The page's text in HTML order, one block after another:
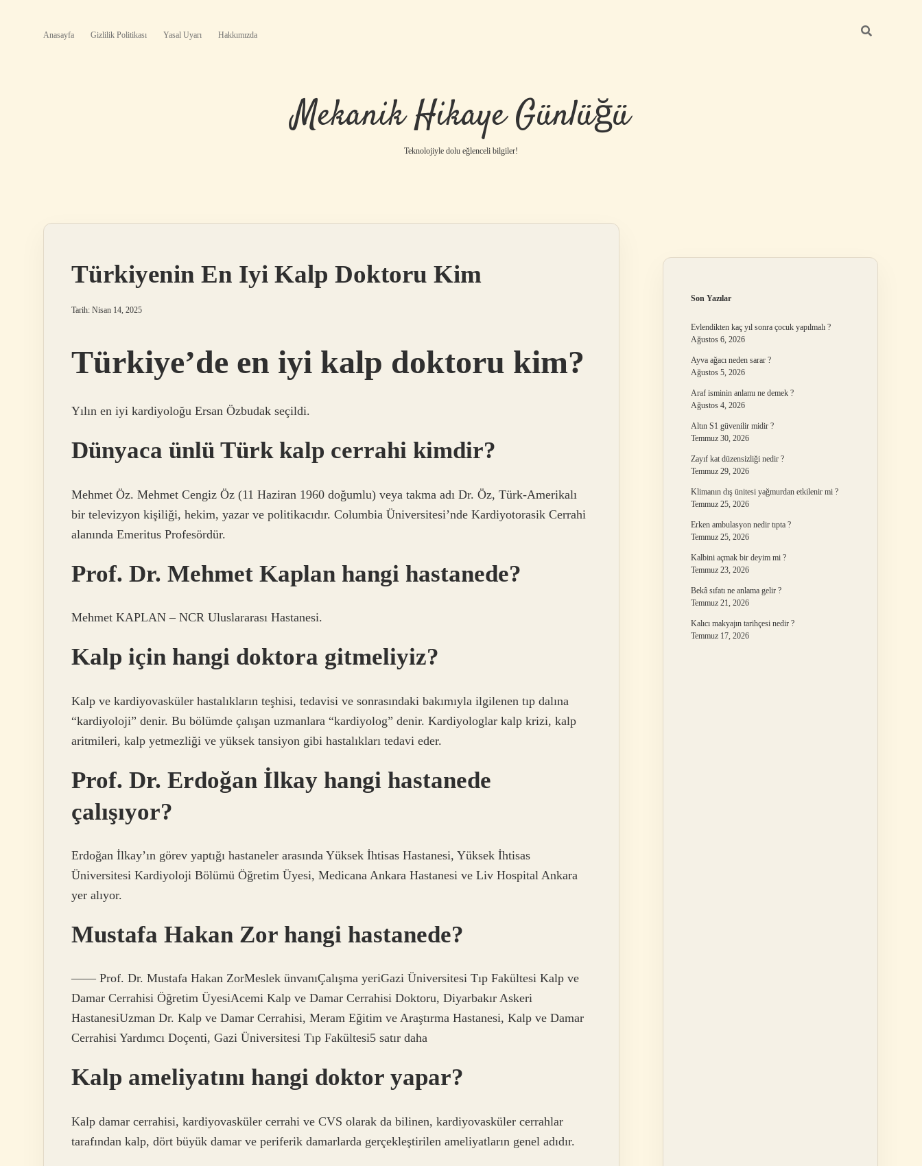
Anasayfa Gizlilik Politikası Yasal Uyarı Hakkımızda
Mekanik Hikaye Günlüğü
Teknolojiyle dolu eğlenceli bilgiler!
Türkiyenin En Iyi Kalp Doktoru Kim
Tarih: Nisan 14, 2025
Türkiye’de en iyi kalp doktoru kim?
Yılın en iyi kardiyoloğu Ersan Özbudak seçildi.
Dünyaca ünlü Türk kalp cerrahi kimdir?
Mehmet Öz. Mehmet Cengiz Öz (11 Haziran 1960 doğumlu) veya takma adı Dr. Öz, Türk-Amerikalı
bir televizyon kişiliği, hekim, yazar ve politikacıdır. Columbia Üniversitesi’nde Kardiyotorasik Cerrahi
alanında Emeritus Profesördür.
Prof. Dr. Mehmet Kaplan hangi hastanede?
Mehmet KAPLAN – NCR Uluslararası Hastanesi.
Kalp için hangi doktora gitmeliyiz?
Kalp ve kardiyovasküler hastalıkların teşhisi, tedavisi ve sonrasındaki bakımıyla ilgilenen tıp dalına
“kardiyoloji” denir. Bu bölümde çalışan uzmanlara “kardiyolog” denir. Kardiyologlar kalp krizi, kalp
aritmileri, kalp yetmezliği ve yüksek tansiyon gibi hastalıkları tedavi eder.
Prof. Dr. Erdoğan İlkay hangi hastanede
çalışıyor?
Erdoğan İlkay’ın görev yaptığı hastaneler arasında Yüksek İhtisas Hastanesi, Yüksek İhtisas
Üniversitesi Kardiyoloji Bölümü Öğretim Üyesi, Medicana Ankara Hastanesi ve Liv Hospital Ankara
yer alıyor.
Mustafa Hakan Zor hangi hastanede?
—— Prof. Dr. Mustafa Hakan ZorMeslek ünvanıÇalışma yeriGazi Üniversitesi Tıp Fakültesi Kalp ve
Damar Cerrahisi Öğretim ÜyesiAcemi Kalp ve Damar Cerrahisi Doktoru, Diyarbakır Askeri
HastanesiUzman Dr. Kalp ve Damar Cerrahisi, Meram Eğitim ve Araştırma Hastanesi, Kalp ve Damar
Cerrahisi Yardımcı Doçenti, Gazi Üniversitesi Tıp Fakültesi5 satır daha
Kalp ameliyatını hangi doktor yapar?
Kalp damar cerrahisi, kardiyovasküler cerrahi ve CVS olarak da bilinen, kardiyovasküler cerrahlar
tarafından kalp, dört büyük damar ve periferik damarlarda gerçekleştirilen ameliyatların genel adıdır.
Son Yazılar
Evlendikten kaç yıl sonra çocuk yapılmalı ?
Ağustos 6, 2026
Ayva ağacı neden sarar ?
Ağustos 5, 2026
Araf isminin anlamı ne demek ?
Ağustos 4, 2026
Altın S1 güvenilir midir ?
Temmuz 30, 2026
Zayıf kat düzensizliği nedir ?
Temmuz 29, 2026
Klimanın dış ünitesi yağmurdan etkilenir mi ?
Temmuz 25, 2026
Erken ambulasyon nedir tıpta ?
Temmuz 25, 2026
Kalbini açmak bir deyim mi ?
Temmuz 23, 2026
Bekâ sıfatı ne anlama gelir ?
Temmuz 21, 2026
Kalıcı makyajın tarihçesi nedir ?
Temmuz 17, 2026